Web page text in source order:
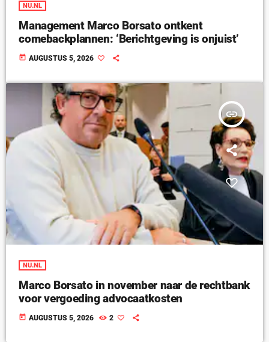
NU.NL
Management Marco Borsato ontkent
comebackplannen: ‘Berichtgeving is onjuist’
today AUGUSTUS 5, 2026
insert_link
NU.NL
Marco Borsato in november naar de rechtbank
voor vergoeding advocaatkosten
today AUGUSTUS 5, 2026 2